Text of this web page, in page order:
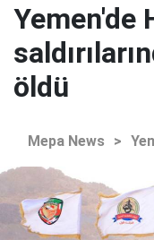
Yemen'de
öldü
Mepa News >